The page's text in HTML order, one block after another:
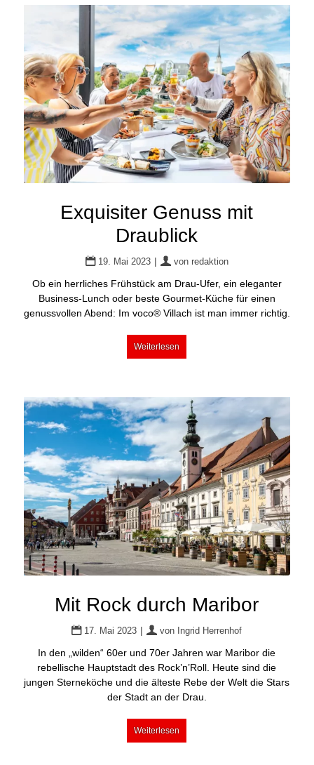
Exquisiter Genuss mit
Draublick
19. Mai 2023 | von redaktion
Ob ein herrliches Frühstück am Drau-Ufer, ein eleganter
Business-Lunch oder beste Gourmet-Küche für einen
genussvollen Abend: Im voco® Villach ist man immer richtig.
Weiterlesen
Mit Rock durch Maribor
17. Mai 2023 | von Ingrid Herrenhof
In den „wilden“ 60er und 70er Jahren war Maribor die
rebellische Hauptstadt des Rock’n’Roll. Heute sind die
jungen Sterneköche und die älteste Rebe der Welt die Stars
der Stadt an der Drau.
Weiterlesen